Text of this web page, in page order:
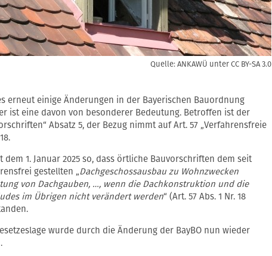
Quelle: ANKAWÜ unter CC BY-SA 3.0
erneut einige Änderungen in der Bayerischen Bauordnung
ist eine davon von besonderer Bedeutung. Betroffen ist der
Absatz 5, der Bezug nimmt auf Art. 57 „Verfahrensfreie
dem 1. Januar 2025 so, dass örtliche Bauvorschriften dem seit
gestellten „Dachgeschossausbau zu Wohnzwecken
von Dachgauben, …, wenn die Dachkonstruktion und die
im Übrigen nicht verändert werden“ (Art. 57 Abs. 1 Nr. 18
wurde durch die Änderung der BayBO nun wieder